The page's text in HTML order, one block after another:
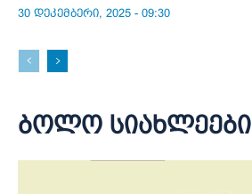
30 დეკემბერი, 2025 - 09:30
ბოლო სიახლეები